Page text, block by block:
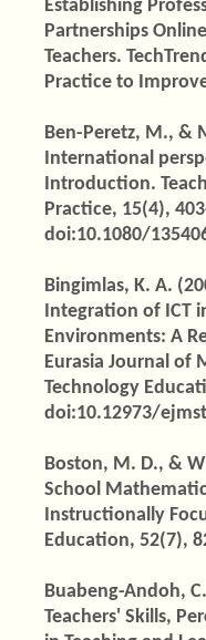
Establishing
Partnerships
Teachers.
Practice to
Ben-Peretz, M., &
International
Introduction.
Practice, 15(4),
doi:10.1080/
Bingimlas, K. A.
Integration of ICT
Environments: A
Eurasia Journal of
Technology
doi:10.12973/
Boston, M. D., &
School
Instructionally
Education, 52(7),
Buabeng-Andoh,
Teachers' Skills,